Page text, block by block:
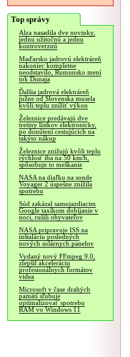
Top správy
Alza nasadila dve novinky,
jednu užitočnú a jednu
kontroverznú
Maďarsko jadrovú elektráreň
nakoniec kompletne
neodstavilo, Rumunsko mení
tok Dunaja
Ďalšia jadrová elektráreň
južne od Slovenska musela
kvôli teplu znížiť výkon
Železnice predávajú dve
tretiny lístkov elektronicky,
po donútení cestujúcich na
takýto nákup
Železnice znižujú kvôli teplu
rýchlosť iba na 50 km/h,
spôsobuje to meškanie
NASA na diaľku na sonde
Voyager 2 úspešne znížila
spotrebu
Súd zakázal samojazdiacim
Google taxíkom dobíjanie v
noci, rušili obyvateľov
NASA pripravuje ISS na
inštaláciu posledných
nových solárnych panelov
Vydaný nový FFmpeg 9.0,
zlepšil akceleráciu
profesionálnych formátov
videa
Microsoft v čase drahých
pamätí sľubuje
optimalizovať spotrebu
RAM vo Windows 11